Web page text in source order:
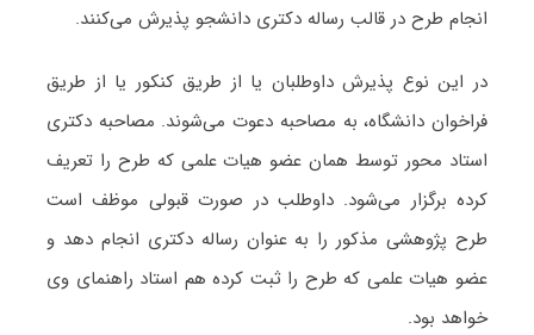
انجام طرح در قالب رساله دکتری دانشجو پذیرش می‌کنند.
در این نوع پذیرش داوطلبان یا از طریق کنکور یا از طریق
فراخوان دانشگاه، به مصاحبه دعوت می‌شوند. مصاحبه دکتری
استاد محور توسط همان عضو هیات علمی که طرح را تعریف
کرده برگزار می‌شود. داوطلب در صورت قبولی موظف است
طرح پژوهشی مذکور را به عنوان رساله دکتری انجام دهد و
عضو هیات علمی که طرح را ثبت کرده هم استاد راهنمای وی
خواهد بود.